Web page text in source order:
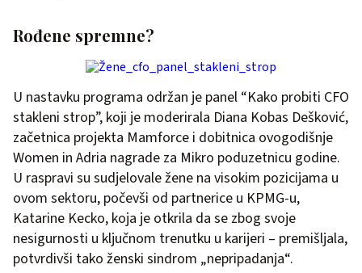
Rođene spremne?
U nastavku programa održan je panel “Kako probiti CFO
stakleni strop”, koji je moderirala Diana Kobas Dešković,
začetnica projekta Mamforce i dobitnica ovogodišnje
Women in Adria nagrade za Mikro poduzetnicu godine.
U raspravi su sudjelovale žene na visokim pozicijama u
ovom sektoru, počevši od partnerice u KPMG-u,
Katarine Kecko, koja je otkrila da se zbog svoje
nesigurnosti u ključnom trenutku u karijeri – premišljala,
potvrdivši tako ženski sindrom „nepripadanja“.